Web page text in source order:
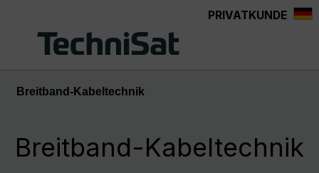
PRIVATKUNDE
Breitband-Kabeltechnik
Breitband-Kabeltechnik